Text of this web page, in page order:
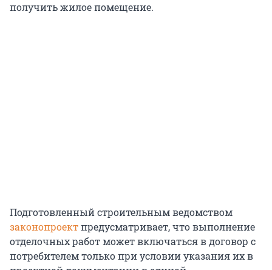
получить жилое помещение.
Подготовленный строительным ведомством
законопроектпредусматривает, что выполнение
отделочных работ может включаться в договор с
потребителем только при условии указания их в